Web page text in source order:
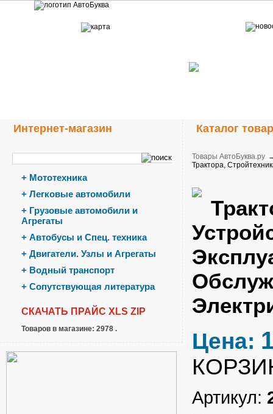
Интернет-магазин
+ Мототехника
+ Легковые автомобили
+ Грузовые автомобили и
Агрегаты
+ Автобусы и Спец. техника
+ Двигатели. Узлы и Агрегаты
+ Водный транспорт
+ Сопутствующая литература
СКАЧАТЬ ПРАЙС XLS ZIP
Товаров в магазине: 2978 .
Каталог
Товары АвтоБуква.ру
Трактора,
Цена:
Артикул: